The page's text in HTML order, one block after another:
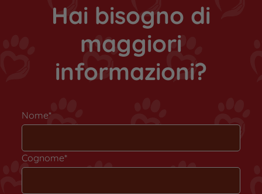
Hai bisogno di
maggiori
informazioni?
Nome*
Cognome*